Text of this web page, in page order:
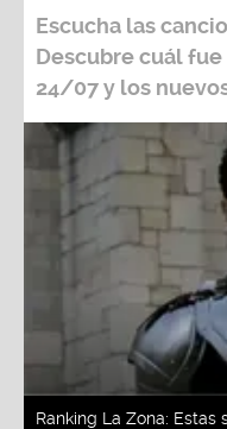
Escucha las
Descubre cuál
24/07y los
Ranking La Zona: